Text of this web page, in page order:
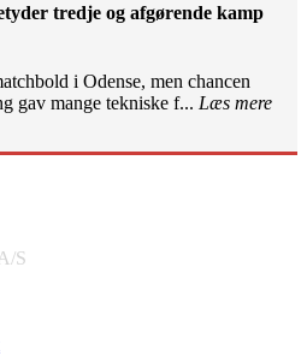
tredje og afgørende kamp
i Odense, men chancen
gav mange tekniske f... Læs mere
S